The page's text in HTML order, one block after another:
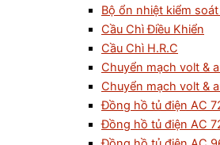
Bộ ổn nhiệt kiểm
Cầu Chì Điều Khiển
Cầu Chì H.R.C
Chuyển mạch volt &
Chuyển mạch volt &
Đồng hồ tủ điện AC
Đồng hồ tủ điện AC